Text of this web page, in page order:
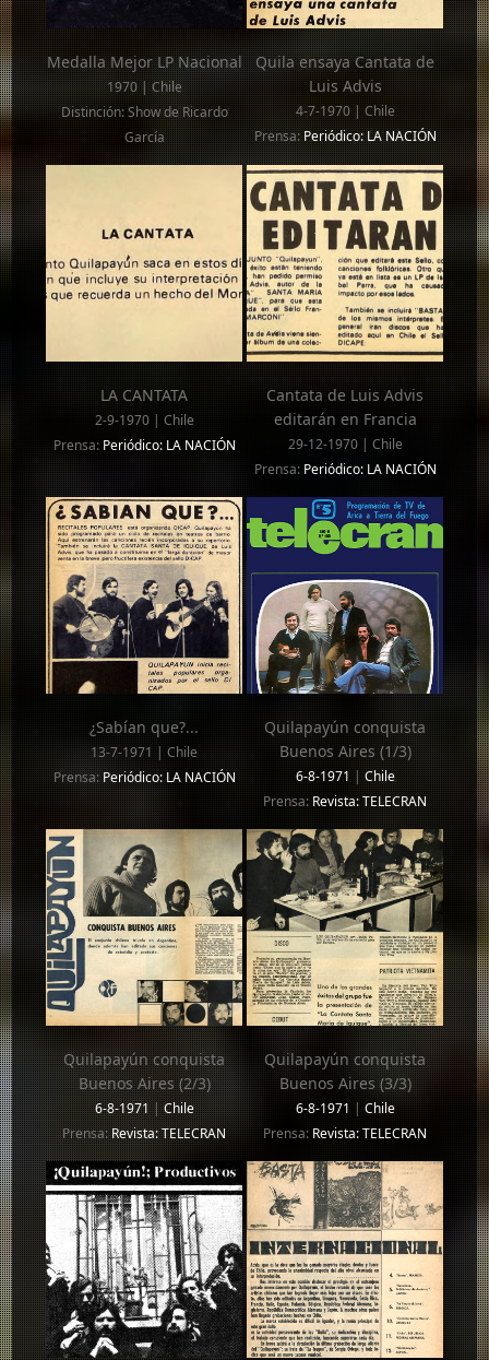
Medalla Mejor LP Nacional
1970 | Chile
Distinción: Show de Ricardo
García
Quila ensaya Cantata de
Luis Advis
4-7-1970 | Chile
Prensa:Periódico: LA NACIÓN
LA CANTATA
2-9-1970 | Chile
Prensa: Periódico: LA NACIÓN
Cantata de Luis Advis
editarán en Francia
29-12-1970 | Chile
Prensa: Periódico: LA NACIÓN
¿Sabían que?...
13-7-1971 | Chile
Prensa:Periódico: LA NACIÓN
Quilapayún conquista
Buenos Aires (1/3)
6-8-1971 | Chile
Prensa: Revista: TELECRAN
Quilapayún conquista
Buenos Aires (2/3)
6-8-1971|Chile
Prensa:Revista: TELECRAN
Quilapayún conquista
Buenos Aires (3/3)
6-8-1971 | Chile
Prensa: Revista: TELECRAN